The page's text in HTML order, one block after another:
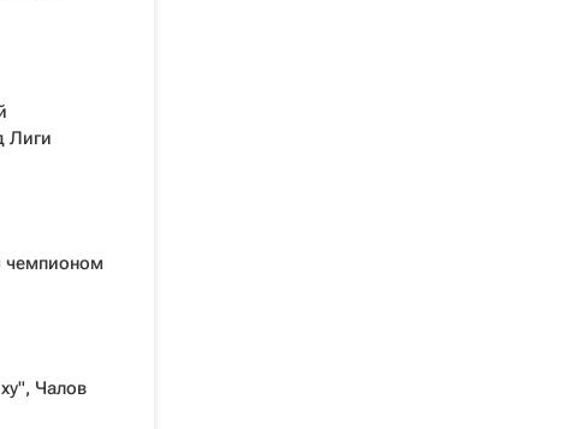
Лиги
чемпионом
Чалов